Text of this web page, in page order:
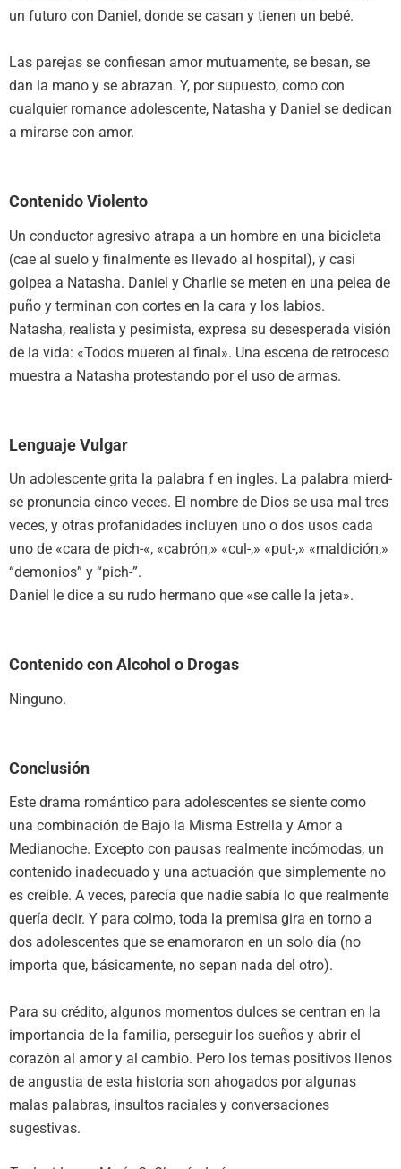
un futuro con Daniel, donde se casan y tienen un bebé.
Las parejas se confiesan amor mutuamente, se besan, se
dan la mano y se abrazan. Y, por supuesto, como con
cualquier romance adolescente, Natasha y Daniel se dedican
a mirarse con amor.
Contenido Violento
Un conductor agresivo atrapa a un hombre en una bicicleta
(cae al suelo y finalmente es llevado al hospital), y casi
golpea a Natasha. Daniel y Charlie se meten en una pelea de
puño y terminan con cortes en la cara y los labios.
Natasha, realista y pesimista, expresa su desesperada visión
de la vida: «Todos mueren al final». Una escena de retroceso
muestra a Natasha protestando por el uso de armas.
Lenguaje Vulgar
Un adolescente grita la palabra f en ingles. La palabra mierd-
se pronuncia cinco veces. El nombre de Dios se usa mal tres
veces, y otras profanidades incluyen uno o dos usos cada
uno de «cara de pich-«, «cabrón,» «cul-,» «put-,» «maldición,»
“demonios” y “pich-”.
Daniel le dice a su rudo hermano que «se calle la jeta».
Contenido con Alcohol o Drogas
Ninguno.
Conclusión
Este drama romántico para adolescentes se siente como
una combinación de Bajo la Misma Estrella y Amor a
Medianoche. Excepto con pausas realmente incómodas, un
contenido inadecuado y una actuación que simplemente no
es creíble. A veces, parecía que nadie sabía lo que realmente
quería decir. Y para colmo, toda la premisa gira en torno a
dos adolescentes que se enamoraron en un solo día (no
importa que, básicamente, no sepan nada del otro).
Para su crédito, algunos momentos dulces se centran en la
importancia de la familia, perseguir los sueños y abrir el
corazón al amor y al cambio. Pero los temas positivos llenos
de angustia de esta historia son ahogados por algunas
malas palabras, insultos raciales y conversaciones
sugestivas.